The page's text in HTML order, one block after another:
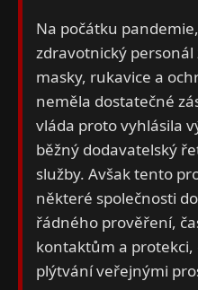
Na počátku
zdravotnický
masky, rukavice a
neměla dostatečné
vláda proto vyhlásila
běžný dodavatelský
služby. Avšak tento
některé společnosti
řádného prověření,
kontaktům a protekci,
plýtvání veřejnými